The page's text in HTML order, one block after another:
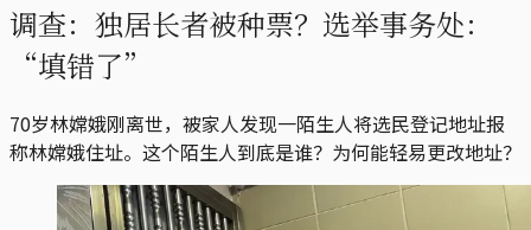
调查：独居长者被种票？选举事务处：
“填错了”
70岁林嫦娥刚离世，被家人发现一陌生人将选民登记地址报
称林嫦娥住址。这个陌生人到底是谁？为何能轻易更改地址？